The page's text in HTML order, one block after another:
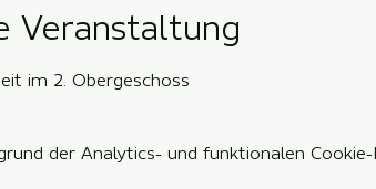
Veranstaltung
im 2. Obergeschoss
der Analytics- und funktionalen